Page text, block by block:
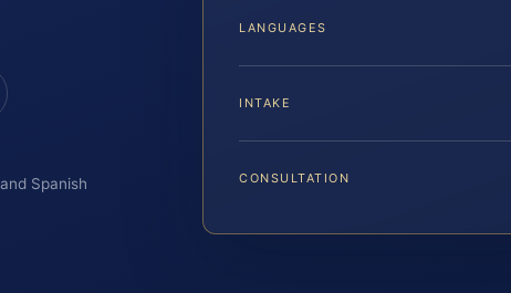
Spanish
LANGUAGES
INTAKE
CONSULTATION